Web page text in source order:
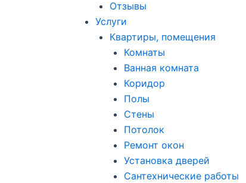
Отзывы
Услуги
Квартиры, помещения
Комнаты
Ванная комната
Коридор
Полы
Стены
Потолок
Ремонт окон
Установка дверей
Сантехнические работы